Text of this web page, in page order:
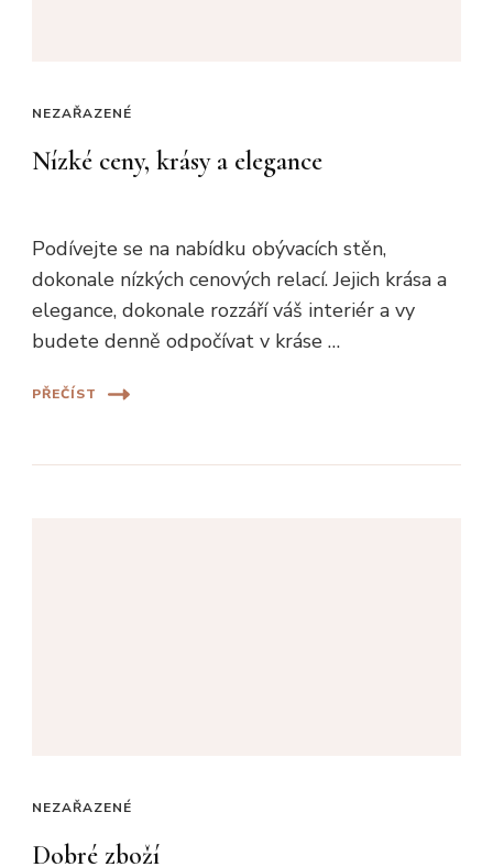
NEZAŘAZENÉ
Nízké ceny, krásy a elegance
Podívejte se na nabídku obývacích stěn,
dokonale nízkých cenových relací. Jejich krása a
elegance, dokonale rozzáří váš interiér a vy
budete denně odpočívat v kráse …
PŘEČÍST
NEZAŘAZENÉ
Dobré zboží